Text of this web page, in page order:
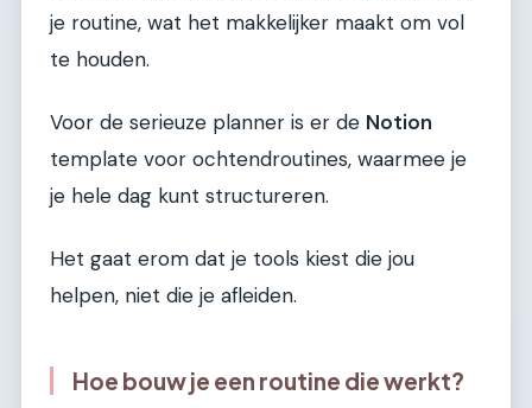
je routine, wat het makkelijker maakt om vol
te houden.
Voor de serieuze planner is er de Notion
template voor ochtendroutines, waarmee je
je hele dag kunt structureren.
Het gaat erom dat je tools kiest die jou
helpen, niet die je afleiden.
Hoe bouw je een routine die werkt?